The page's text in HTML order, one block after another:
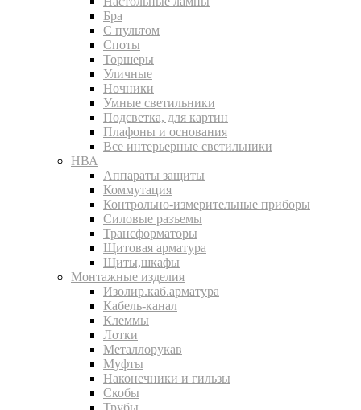
Бра
С пультом
Споты
Торшеры
Уличные
Ночники
Умные светильники
Подсветка, для картин
Плафоны и основания
Все интерьерные светильники
НВА
Аппараты защиты
Коммутация
Контрольно-измерительные приборы
Силовые разъемы
Трансформаторы
Щитовая арматура
Щиты,шкафы
Монтажные изделия
Изолир.каб.арматура
Кабель-канал
Клеммы
Лотки
Металлорукав
Муфты
Наконечники и гильзы
Скобы
Трубы